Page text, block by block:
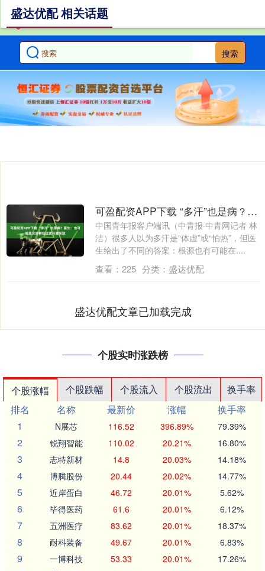
搜索
盛达优配 相关话题
可盈配资APP下载 “多汗”也是病？医生：也可能是交感神经过度兴奋所致
中国青年报客户端讯（中青报·中青网记者 林
洁）很多人以为多汗是“体虚”或“怕热”，但医
生给出了不同的答案：根源也有可能在....
查看： 225 分类： 盛达优配
盛达优配文章已加载完成
个股实时涨跌榜
个股涨幅 个股跌幅 个股流入 个股流出
换手率
排名
名称 最新价 涨幅
换手率
1
N展芯 116.52 396.89% 79.39%
2 锐翔智能 110.02 20.21% 16.80%
3 志特新材 14.8 20.03% 14.18%
4 博腾股份 20.44 20.02% 14.77%
5 近岸蛋白 46.72 20.01% 5.62%
6 毕得医药 61.6 20.01% 6.12%
7 五洲医疗 83.62 20.01% 18.37%
8 耐科装备 49.67 20.01% 6.83%
9 一博科技 53.33 20.01% 17.26%